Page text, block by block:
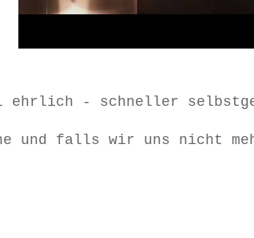
- schneller
und falls wir uns nicht